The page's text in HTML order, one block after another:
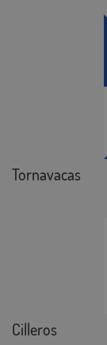
Tornavacas
Cilleros